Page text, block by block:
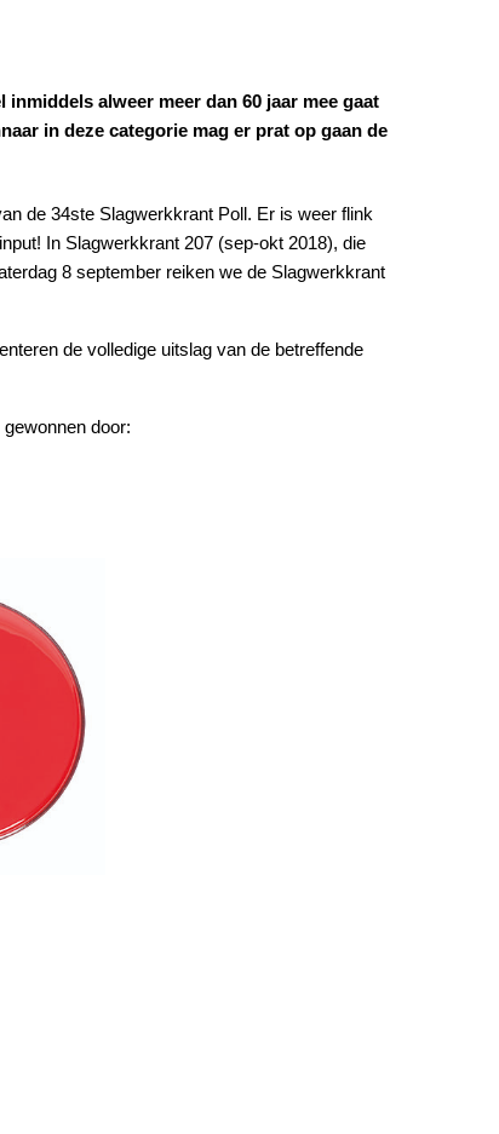
alweer meer dan 60 jaar mee gaat
in deze categorie mag er prat op gaan de
de 34ste Slagwerkkrant Poll. Er is weer flink
In Slagwerkkrant 207 (sep-okt 2018), die
8 september reiken we de Slagwerkkrant
de volledige uitslag van de betreffende
door: